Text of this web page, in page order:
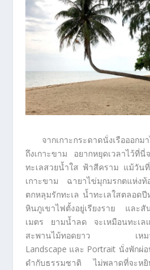
จากเกาะกระดาดนั่งเรือออก
ถึงเกาะขาม อยากหยุดเวลาไว้ที่
ทะเลสวยน้ำใส ฟ้าสีคราม แม้วันที่
เกาะขาม ฉายาไข่มุกมรกตแห่งท้
ตกหลุมรักทะเล น้ำทะเลใสตลอด
หินภูเขาไฟตั้งอยู่เรียงราย และ
เมตร ยามน้ำลด จะเหมือนทะเ
สะพานไม้ทอดยาว เหมาะกั
Landscape และ Portrait นั่งพัก
ดำกับธรรมชาติ ไม่พลาดที่จะหยิ